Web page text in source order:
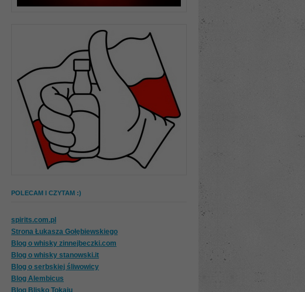
POLECAM I CZYTAM :)
spirits.com.pl
Strona Łukasza Gołębiewskiego
Blog o whisky zinnejbeczki.com
Blog o whisky stanowski.it
Blog o serbskiej śliwowicy
Blog Alembicus
Blog Blisko Tokaju